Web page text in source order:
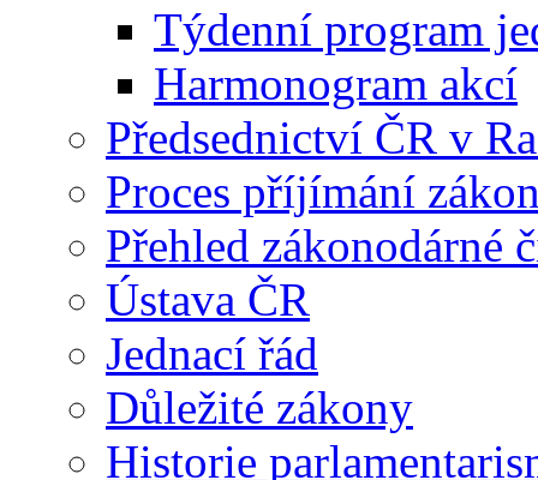
Týdenní program
Harmonogram akcí
Předsednictví ČR v
Proces příjímání
Přehled zákonodárné
Ústava ČR
Jednací řád
Důležité zákony
Historie